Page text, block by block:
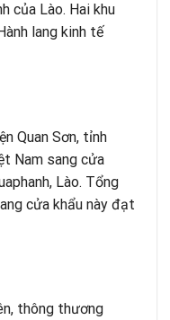
của Lào. Hai khu
lang kinh tế
Quan Sơn, tỉnh
Nam sang cửa
Lào. Tổng
cửa khẩu này đạt
thông thương